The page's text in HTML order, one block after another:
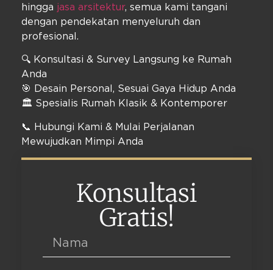
hingga jasa arsitektur, semua kami tangani
dengan pendekatan menyeluruh dan
profesional.
🔍 Konsultasi & Survey Langsung ke Rumah
Anda
🎯 Desain Personal, Sesuai Gaya Hidup Anda
🏛️ Spesialis Rumah Klasik & Kontemporer
📞 Hubungi Kami & Mulai Perjalanan
Mewujudkan Mimpi Anda
Konsultasi
Gratis!